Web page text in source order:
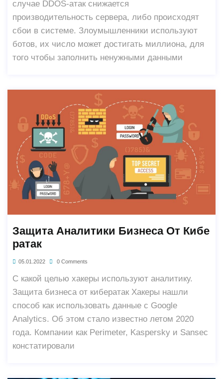
случае DDOS-атак снижается
производительность сервера, либо происходят
сбои в системе. Злоумышленники используют
ботов, их число может достигать миллиона, для
того чтобы заполнить ненужными данными
Защита Аналитики Бизнеса От Кибе
Ратак
05.01.2022 0 Comments
С какой целью хакеры используют аналитику.
Защита бизнеса от кибератак Хакеры нашли
способ как использовать данные с Google
Analytics. Об этом стало известно летом 2020
года. Компании как Perimeter, Kaspersky и Sansec
констатировали